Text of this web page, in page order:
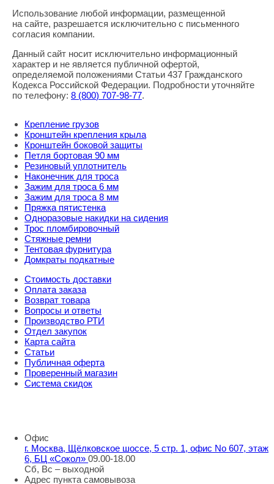
Правовая информация
Использование любой информации, размещенной
на сайте, разрешается исключительно с письменного
согласия компании.
Данный сайт носит исключительно информационный
характер и не является публичной офертой,
определяемой положениями Статьи 437 Гражданского
Кодекса Российской Федерации. Подробности уточняйте
по телефону: 8 (800) 707-98-77.
Крепление грузов
Кронштейн крепления крыла
Кронштейн боковой защиты
Петля бортовая 90 мм
Резиновый уплотнитель
Наконечник для троса
Зажим для троса 6 мм
Зажим для троса 8 мм
Пряжка пятистенка
Одноразовые накидки на сидения
Трос пломбировочный
Стяжные ремни
Тентовая фурнитура
Домкраты подкатные
Стоимость доставки
Оплата заказа
Возврат товара
Вопросы и ответы
Производство РТИ
Отдел закупок
Карта сайта
Статьи
Публичная оферта
Проверенный магазин
Система скидок
Офис
г. Москва, Щёлковское шоссе, 5 стр. 1, офис No 607, этаж
6, БЦ «Сокол» 09.00-18.00
Сб, Вс – выходной
Адрес пункта самовывоза